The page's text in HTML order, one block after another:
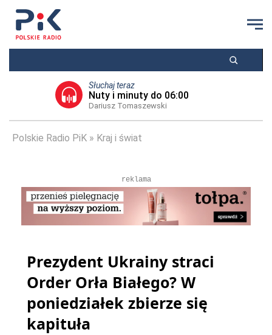
Słuchaj teraz
Nuty i minuty do 06:00
Dariusz Tomaszewski
Polskie Radio PiK Kraj i świat
reklama
Prezydent Ukrainy straci
Order Orła Białego? W
poniedziałek zbierze się
kapituła